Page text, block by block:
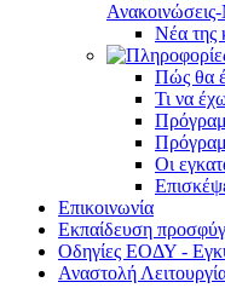
Νέα της
Πώς θα
Τι να
Οι
Επικοινωνία
Εκπαίδευση
Οδηγίες ΕΟΔΥ -
Αναστολή